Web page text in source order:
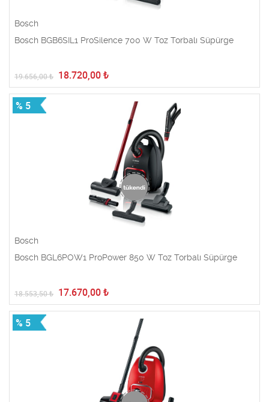
Bosch
Bosch BGB6SIL1 ProSilence 700 W Toz Torbalı Süpürge
19.656,00₺ 18.720,00 ₺
% 5
Bosch
Bosch BGL6POW1 ProPower 850 W Toz Torbalı Süpürge
18.553,50₺ 17.670,00 ₺
% 5